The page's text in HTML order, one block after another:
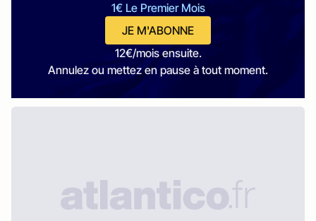
1€ Le Premier Mois
JE M'ABONNE
12€/mois ensuite.
Annulez ou mettez en pause à tout moment.